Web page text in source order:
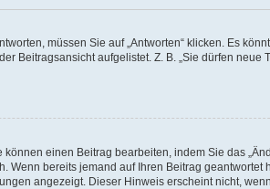
müssen Sie auf „Antworten“ klicken. Es
aufgelistet. Z. B. „Sie dürfen neue
einen Beitrag bearbeiten, indem Sie das
bereits jemand auf Ihren Beitrag geantwortet
angezeigt. Dieser Hinweis erscheint nicht,